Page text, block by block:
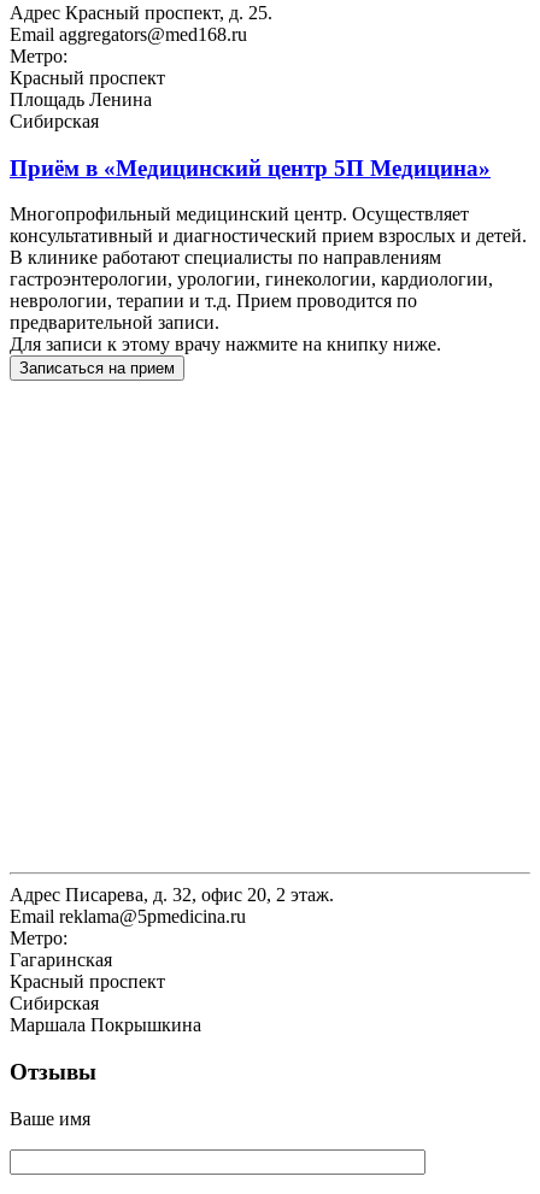
Адрес Красный проспект, д. 25.
Email aggregators@med168.ru
Метро:
Красный проспект
Площадь Ленина
Сибирская
Приём в «Медицинский центр 5П Медицина»
Многопрофильный медицинский центр. Осуществляет
консультативный и диагностический прием взрослых и детей.
В клинике работают специалисты по направлениям
гастроэнтерологии, урологии, гинекологии, кардиологии,
неврологии, терапии и т.д. Прием проводится по
предварительной записи.
Для записи к этому врачу нажмите на книпку ниже.
Записаться на прием
Адрес Писарева, д. 32, офис 20, 2 этаж.
Email reklama@5pmedicina.ru
Метро:
Гагаринская
Красный проспект
Сибирская
Маршала Покрышкина
Отзывы
Ваше имя